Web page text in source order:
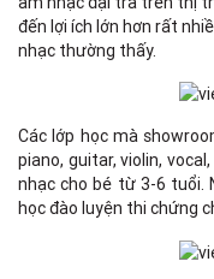
đến lợi ích lớn hơn rất
nhạc thường thấy.
Các lớp học mà
piano, guitar, violin,
nhạc cho bé từ 3-6 tuổi.
học đào luyện thi chứng